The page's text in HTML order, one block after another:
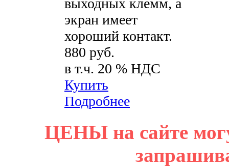
выходных клемм, а
экран имеет
хороший контакт.
880 руб.
в т.ч. 20 % НДС
Купить
Подробнее
ЦЕНЫ на сайте